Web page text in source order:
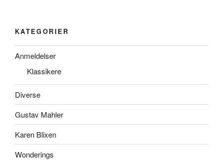
KATEGORIER
Anmeldelser
Klassikere
Diverse
Gustav Mahler
Karen Blixen
Wonderings